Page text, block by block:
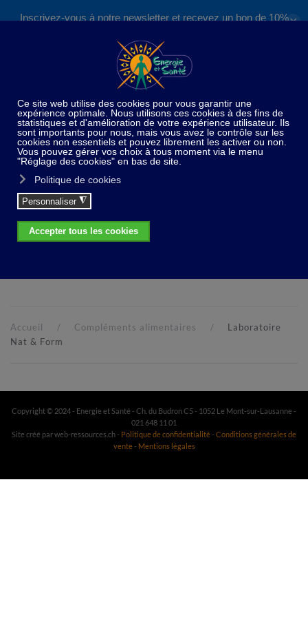
Inscrivez-vous à notre newsletter et recevez un bon de 10%
S'inscrire
✕
info
Désolé, mais le produit demandé n'a pas été trouvé
Accueil Compléments alimentaires
Laboratoire
Nat & Form
Copyright © 2024 - Energie et Santé - Ch. du Budron C5 - 1052 Le Mont-sur-Lausanne -
021 648 11 01
Site créé par web-ressources.ch - Politique de confidentialité- Conditions générales de
vente- Mentions légales